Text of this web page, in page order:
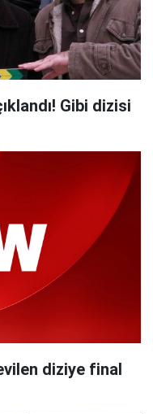
Gibi dizisi
diziye final